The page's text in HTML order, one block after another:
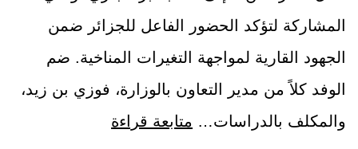
المشاركة لتؤكد الحضور الفاعل للجزائر ضمن
الجهود القارية لمواجهة التغيرات المناخية. ضم
الوفد كلاً من مدير التعاون بالوزارة، فوزي بن زيد،
والمكلف بالدراسات… متابعة قراءة